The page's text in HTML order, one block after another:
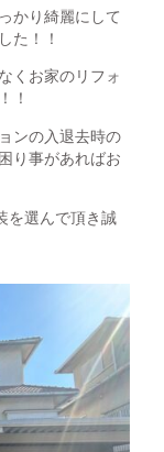
かり綺麗にして
た！！
くお家のリフォ
！
ンの入退去時の
り事があればお
を選んで頂き誠